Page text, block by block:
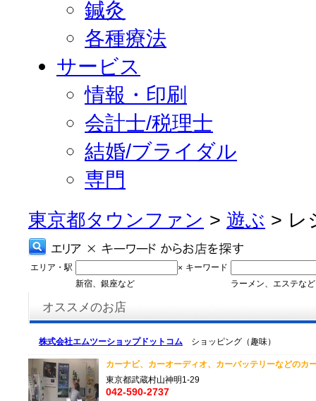
鍼灸
各種療法
サービス
情報・印刷
会計士/税理士
結婚/ブライダル
専門
東京都タウンファン > 遊ぶ > レ
エリア・駅 × キーワード
新宿、銀座など
ラーメン、エステなど
オススメのお店
株式会社エムツーショップドットコム ショッピング（趣味）
カーナビ、カーオーディオ、カーバッテリーなどの
東京都武蔵村山神明1-29
042-590-2737